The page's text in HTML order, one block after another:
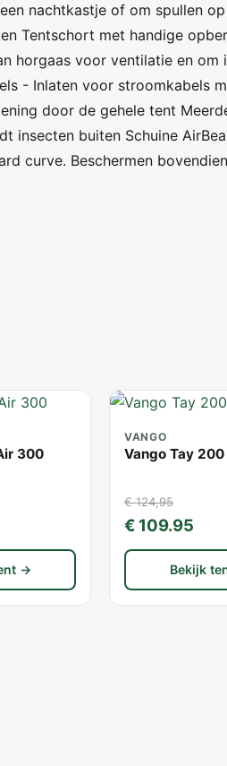
nachtkastje of om spullen
Tentschort met handige
horgaas voor ventilatie en om
- Inlaten voor stroomkabels
door de gehele tent
insecten buiten Schuine
curve. Beschermen
300
→
VANGO
Vango Tay 200
€ 124,95
€ 109.95
Bekijk